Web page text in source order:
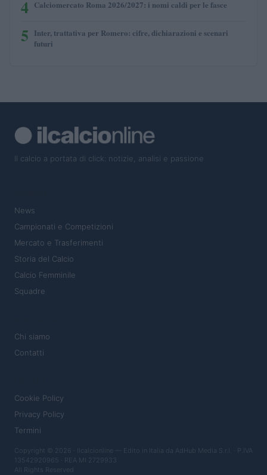
4 Calciomercato Roma 2026/2027: i nomi caldi per le fasce
5 Inter, trattativa per Romero: cifre, dichiarazioni e scenari
futuri
Il calcio a portata di click: notizie, analisi e passione
News
Campionati e Competizioni
Mercato e Trasferimenti
Storia del Calcio
Calcio Femminile
Squadre
Chi siamo
Contatti
Cookie Policy
Privacy Policy
Termini
Copyright © 2026 · Ilcalcionline — Edito in Italia da AdHub Media S.r.l. · P.IVA
13542920965 · REA MI 2729933
All Rights Reserved